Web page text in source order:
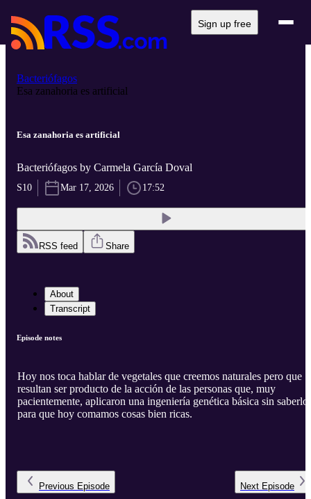
Sign up free
Bacteriófagos
Esa zanahoria es artificial
Esa zanahoria es artificial
Bacteriófagos by Carmela García Doval
S10 Mar 17, 2026 17:52
RSS feed Share
About
Transcript
Episode notes
Hoy nos toca hablar de vegetales que creemos naturales pero que
resultan ser producto de la acción de las personas que, muy
pacientemente, aplicaron una ingeniería genética básica sin saberlo
para que hoy comamos cosas bien ricas.
Previous Episode Next Episode